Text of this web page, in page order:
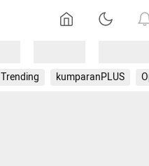
Trending kumparanPLUS